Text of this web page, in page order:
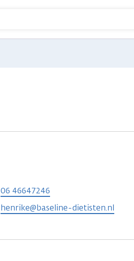
06 46647246
henrike@baseline-dietisten.nl